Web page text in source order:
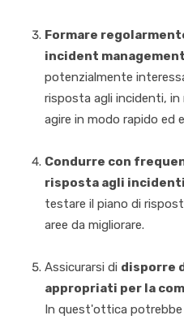
Formare
incident management
potenzialmente
risposta agli incidenti,
agire in modo rapido ed
Condurre con
risposta agli incidenti
testare il piano di
aree da migliorare.
Assicurarsi di disporre
appropriati per la
In quest'ottica potrebbe